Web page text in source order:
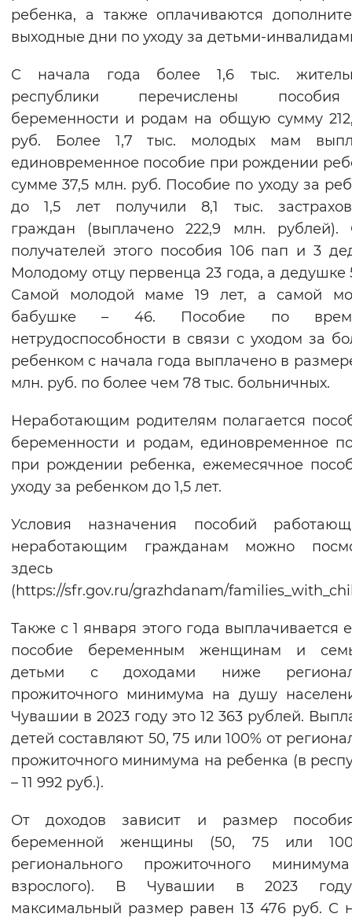
Воспроизвести Остановить
Вернуть стандартные настройки
ребенка, а также оплачиваются
выходные дни по уходу за детьми-
С начала года более 1,6 тыс.
республики перечислены
беременности и родам на общую сумму
руб. Более 1,7 тыс. молодых мам
единовременное пособие при рождении
сумме 37,5 млн. руб. Пособие по уходу за
до 1,5 лет получили 8,1 тыс.
граждан (выплачено 222,9 млн. рублей).
получателей этого пособия 106 пап и 3
Молодому отцу первенца 23 года, а дедушке
Самой молодой маме 19 лет, а самой
бабушке – 46. Пособие по
нетрудоспособности в связи с уходом за
ребенком с начала года выплачено в
млн. руб. по более чем 78 тыс. больничных.
Неработающим родителям полагается
беременности и родам, единовременное
при рождении ребенка, ежемесячное
уходу за ребенком до 1,5 лет.
Условия назначения пособий
неработающим гражданам можно
здесь
(https://sfr.gov.ru/grazhdanam/
Также с 1 января этого года выплачивается
пособие беременным женщинам и
детьми с доходами ниже
прожиточного минимума на душу
Чувашии в 2023 году это 12 363 рублей.
детей составляют 50, 75 или 100% от
прожиточного минимума на ребенка (в
– 11 992 руб.).
От доходов зависит и размер
беременной женщины (50, 75 или
регионального прожиточного
взрослого). В Чувашии в 2023
максимальный размер равен 13 476 руб. С